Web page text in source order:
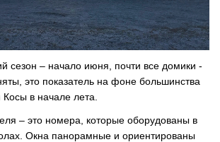
сезон – начало июня, почти все домики -
это показатель на фоне большинства
в начале лета.
– это номера, которые оборудованы в
Окна панорамные и ориентированы